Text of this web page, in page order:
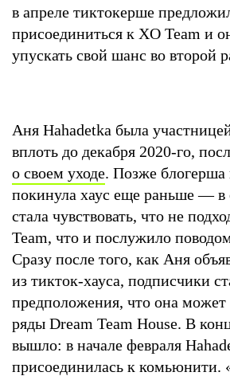
в апреле тиктокерше
присоединиться к XO Team и
упускать свой шанс во второй
Аня Hahadetka была
вплоть до декабря 2020-го,
о своем уходе. Позже блогерша
покинула хаус еще раньше — в
стала чувствовать, что не
Team, что и послужило
Сразу после того, как Аня
из тикток-хауса, подписчики
предположения, что она может
ряды Dream Team House. В
вышло: в начале февраля
присоединилась к комьюнити.